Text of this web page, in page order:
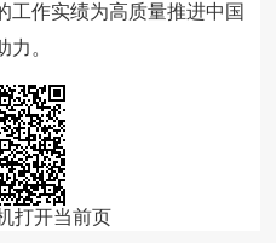
工作实绩为高质量推进中国
。
打开当前页